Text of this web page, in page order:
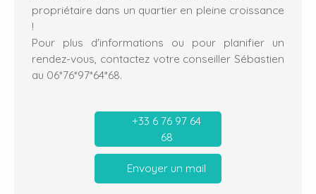
propriétaire dans un quartier en pleine croissance
!
Pour plus d'informations ou pour planifier un
rendez-vous, contactez votre conseiller Sébastien
au 06*76*97*64*68.
+33 6 76 97 64
68
Envoyer un mail